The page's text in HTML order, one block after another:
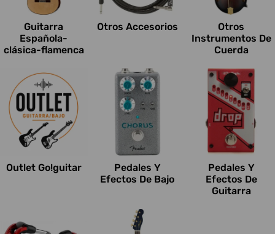
Guitarra
Española-
clásica-flamenca
Otros Accesorios
Otros
Instrumentos De
Cuerda
Outlet Go!guitar
Pedales Y
Efectos De Bajo
Pedales Y
Efectos De
Guitarra